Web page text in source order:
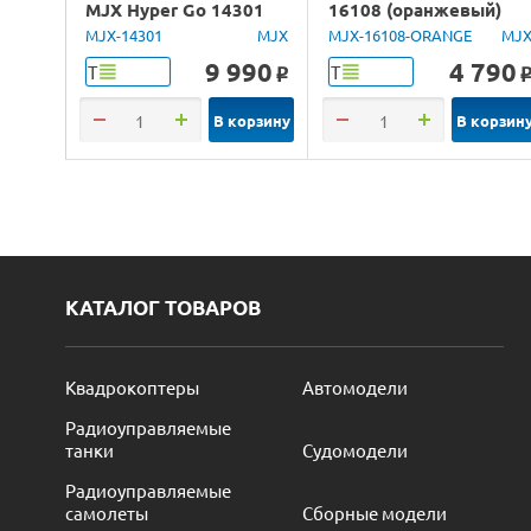
MJX Hyper Go 14301
Brushless 4WD 2.4G
LED 1/14 RTR
MJX-14301 MJX
Т 9 990 o
В корзину
16108 (оранжевый)
4WD 2.4G LED 1/16
RTR
MJX-16108-ORANGE MJX
Т 4 790 o
В
КАТАЛОГ ТОВАРОВ
Квадрокоптеры
Автомодели
Радиоуправляемые
танки
Судомодели
Радиоуправляемые
самолеты
Сборные модели